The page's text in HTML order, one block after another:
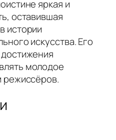
яркая и
оставившая
истории
искусства. Его
молодое
режиссёров.